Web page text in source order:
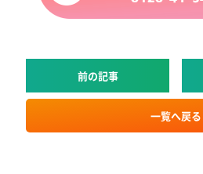
前の記事
一覧へ戻る